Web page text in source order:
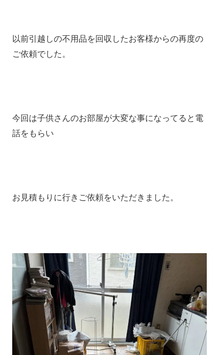
以前引越しの不用品を回収したお客様からの再度の
ご依頼でした。
今回は子供さんのお部屋が大変な事になってると電
話をもらい
お見積もりに行きご依頼をいただきました。